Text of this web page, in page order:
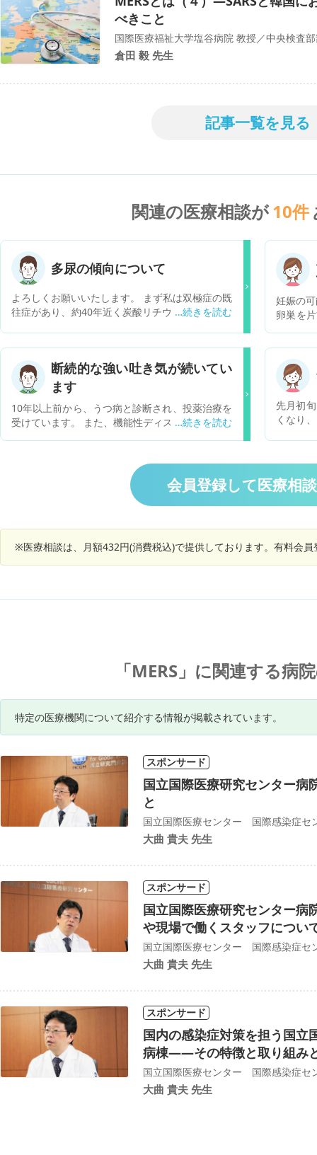
べきこと
国際医療福祉大学塩谷病院 教授／中央検査
倉田 毅 先生
記事一覧を見る
関連の医療相談が10件
多尿の傾向について
よろしくお願いいたします。 まず私は双極症の既
往症があり、約40年近く炭酸リチウム錠を服薬し
ます。 それでもともと多尿多飲の傾向があったの
ですが、ここ2,3ヶ月前頃から特に多尿の傾向が
目立つようになり、尿器で測定してみたら、24時
間で約6.4Lの排尿量がありました。 排尿時もすぐ
に出るわけではなく、30秒程度待っても出ずに、
時間を置いて再度排尿すると出るような感じで
尿崩症も考えましたが、詳細は分かっていませ
ん。 この内容でお分かりでしょうか？ どうかよ
妊娠の
卵巣を
後の30
かもし
近いと
卵日は
におり
うなお
なくな
の性行
断続的な強い吐き気が続いてい
ます
10年以上前から、うつ病と診断され、投薬治療を
受けています。 また、機能性ディスペプシアの診
籠り）、２週間ほど前から新しい就職先で就業を
始めました。 すると、以下のような症状が出始め
ました。 ・家から出て出歩くと、断続的な強い吐
き気に襲われる。 ・胃がひっくり返る感じではな
で上ってくることもある） ・思い切りオエッとえ
ずかないと、吐き気が治まらない。オエッとなる
まったりはしない。 ・自宅で安静にしている時
は、吐き気は治まる。 うつ病でお世話になってい
となるのではないか、と言われました。 しかし、
試しに飲み物をガブガブ飲みながら会社から帰宅
た。 これは、何科に相談し、どんな治療を受ける
のが良さそうでしょうか。 飲んでいる薬： 【毎
食後・就寝前】 ノバミン錠5mg×1 【夕食後】 イ
フェクサーSRカプセル75mg×3 リボトリール錠0.
5mg×1 ロスバスタチン錠5mg×1 【就寝前】 ロ
ラメット錠1.0×2 デエビゴ錠2.5mg×2 ミルタザピ
ン錠15mg×3 レルベア100エリプタ30吸入用×1
先月初
くなり
ました
後、頭
持ちな
した日
内科受
いまし
会員登録して医療相
※医療相談は、月額432円(消費税込)で提供しております。有料会
「MERS」に関連する病
特定の医療機関について紹介する情報が掲載されています。
スポンサード
国立国際医療研究センター病
と
大曲 貴夫 先生
スポンサード
国立国際医療研究センター病
や現場で働くスタッフについ
大曲 貴夫 先生
スポンサード
国内の感染症対策を担う国立
病棟――​​その特徴と取り組み
大曲 貴夫 先生